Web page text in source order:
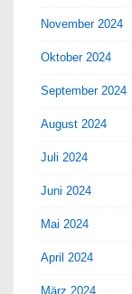
November 2024
Oktober 2024
September 2024
August 2024
Juli 2024
Juni 2024
Mai 2024
April 2024
März 2024